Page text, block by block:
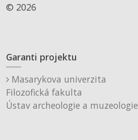
© 2026
Garanti projektu
Masarykova univerzita
Filozofická fakulta
Ústav archeologie a muzeologie